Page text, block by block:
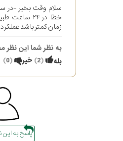
خطا در ۲۴
زمان کمتر باشد
به نظر شما این نظر
بله
(
2
) خیر (
0
)
پاسخ به این